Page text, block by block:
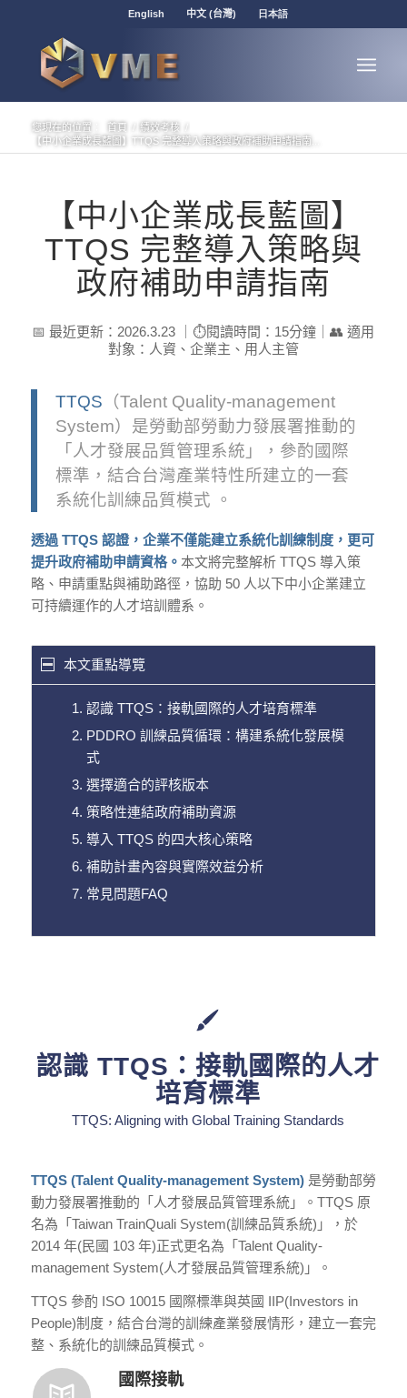
English 中文 (台灣) 日本語
您現在的位置： 首頁 績效考核
【中小企業成長藍圖】TTQS 完整導入策略與政府補助申請指南...
【中小企業成長藍圖】
TTQS 完整導入策略與
政府補助申請指南
📅 最近更新：2026.3.23 ｜⏱️閱讀時間：15分鐘｜👥 適用
對象：人資、企業主、用人主管
TTQS （Talent Quality-management
System）是勞動部勞動力發展署推動的
「人才發展品質管理系統」， 參酌國際
標準，結合台灣產業特性所建立的一套
系統化訓練品質模式 。
透過 TTQS 認證，企業不僅能建立系統化訓練制度，更可
提升政府補助申請資格。 本文將完整解析 TTQS 導入策
略、申請重點與補助路徑，協助 50 人以下中小企業建立
可持續運作的人才培訓體系。
本文重點導覽
認識 TTQS：接軌國際的人才培育標準
PDDRO 訓練品質循環：構建系統化發展模
式
選擇適合的評核版本
策略性連結政府補助資源
導入 TTQS 的四大核心策略
補助計畫內容與實際效益分析
常見問題FAQ
認識 TTQS：接軌國際的人才
培育標準
TTQS: Aligning with Global Training Standards
TTQS (Talent Quality-management System)是勞動部勞
動力發展署推動的「人才發展品質管理系統」。TTQS 原
名為「Taiwan TrainQuali System(訓練品質系統)」，於
2014 年(民國 103 年)正式更名為「Talent Quality-
management System(人才發展品質管理系統)」。
TTQS 參酌 ISO 10015 國際標準與英國 IIP(Investors in
People)制度，結合台灣的訓練產業發展情形，建立一套完
整、系統化的訓練品質模式。
國際接軌